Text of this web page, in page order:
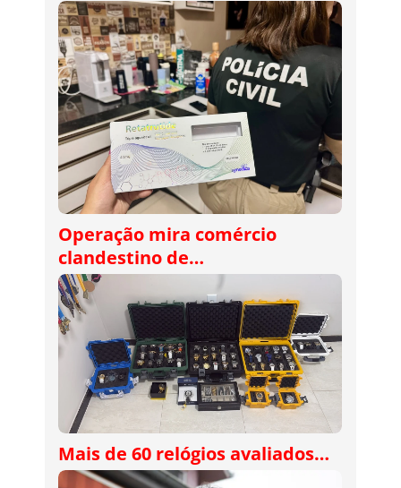
Operação mira comércio
clandestino de…
Mais de 60 relógios avaliados…